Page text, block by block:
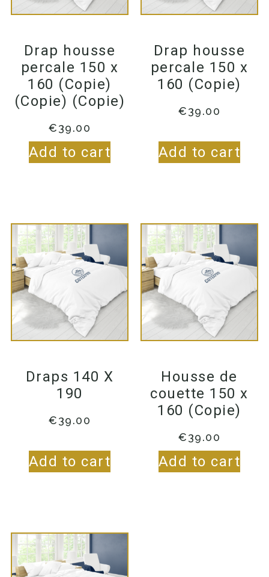
Drap housse
percale 150 x
160 (Copie)
(Copie) (Copie)
€39.00
Add to cart
Drap housse
percale 150 x
160 (Copie)
€39.00
Add to cart
Draps 140 X
190
€39.00
Add to cart
Housse de
couette 150 x
160 (Copie)
€39.00
Add to cart